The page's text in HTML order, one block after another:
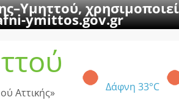
ymittos.gov.gr
Δάφνη 33°C
Αττικής»